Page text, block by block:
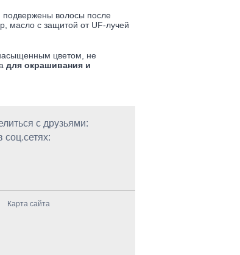
подвержены волосы после
масло с защитой от UF-лучей
цветом, не
для окрашивания и
с друзьями:
соц.сетях:
Карта сайта